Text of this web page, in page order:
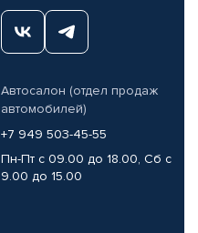
Автосалон (отдел продаж
автомобилей)
+7 949 503-45-55
Пн-Пт с 09.00 до 18.00, Сб с
9.00 до 15.00